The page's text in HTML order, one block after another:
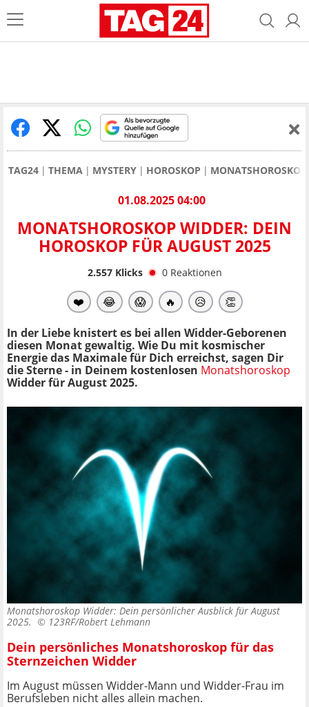
TAG24 THEMA MYSTERY HOROSKOP MONATSHOROSKOP
01.08.2025 04:00
MONATSHOROSKOP WIDDER: DEIN
HOROSKOP FÜR AUGUST 2025
2.557Klicks 0 Reaktionen
❤️ 😂 😱 🔥 😥 👏
In der Liebe knistert es bei allen Widder-Geborenen
diesen Monat gewaltig. Wie Du mit kosmischer
Energie das Maximale für Dich erreichst, sagen Dir
die Sterne - in Deinem kostenlosen Monatshoroskop
Widder für August 2025.
Monatshoroskop Widder: Dein persönlicher Ausblick für August
2025. © 123RF/Robert Lehmann
Dein persönliches Monatshoroskop für das
Sternzeichen Widder
Im August müssen Widder-Mann und Widder-Frau im
Berufsleben nicht alles allein machen.